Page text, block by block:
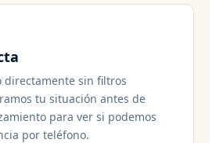
directamente sin filtros
tu situación antes de
para ver si podemos
por teléfono.